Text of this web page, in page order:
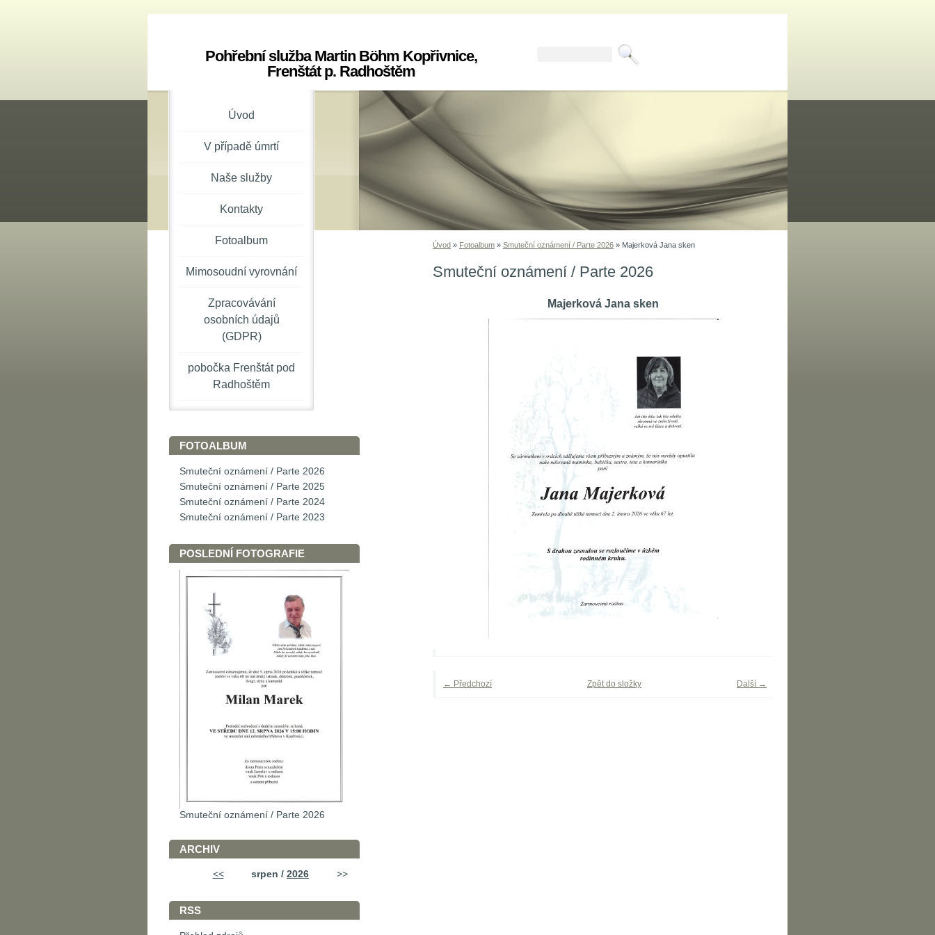
Pohřební služba Martin Böhm Kopřivnice,
Frenštát p. Radhoštěm
Úvod » Fotoalbum » Smuteční oznámení / Parte 2026 » Majerková Jana sken
Smuteční oznámení / Parte 2026
Majerková Jana sken
← Předchozí Další →
Zpět do složky
Úvod
V případě úmrtí
Naše služby
Kontakty
Fotoalbum
Mimosoudní vyrovnání
Zpracovávání
osobních údajů
(GDPR)
pobočka Frenštát pod
Radhoštěm
FOTOALBUM
Smuteční oznámení / Parte 2026
Smuteční oznámení / Parte 2025
Smuteční oznámení / Parte 2024
Smuteční oznámení / Parte 2023
POSLEDNÍ FOTOGRAFIE
Smuteční oznámení / Parte 2026
ARCHIV
<< srpen / 2026 >>
RSS